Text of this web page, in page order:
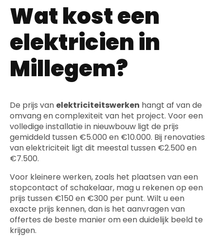
Wat kost een
elektricien in
Millegem?
De prijs van elektriciteitswerken hangt af van de
omvang en complexiteit van het project. Voor een
volledige installatie in nieuwbouw ligt de prijs
gemiddeld tussen €5.000 en €10.000. Bij renovaties
van elektriciteit ligt dit meestal tussen €2.500 en
€7.500.
Voor kleinere werken, zoals het plaatsen van een
stopcontact of schakelaar, mag u rekenen op een
prijs tussen €150 en €300 per punt. Wilt u een
exacte prijs kennen, dan is het aanvragen van
offertes de beste manier om een duidelijk beeld te
krijgen.